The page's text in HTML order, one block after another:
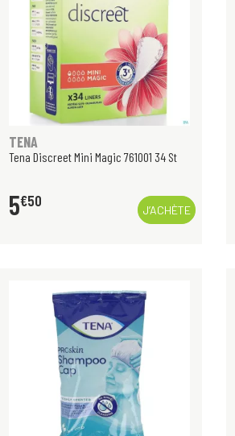
TENA
Tena Discreet Mini Magic 761001 34 St
5€50
J’ACHÈTE